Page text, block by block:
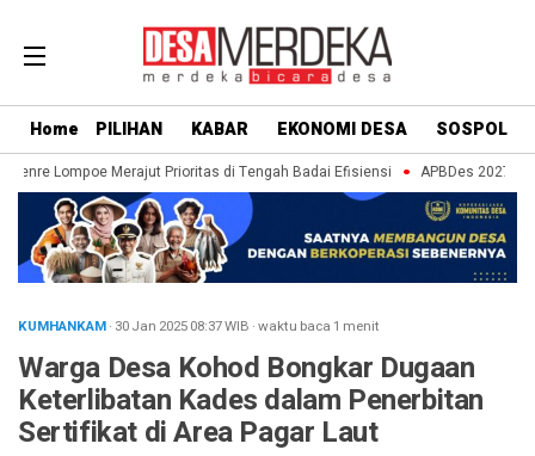
Home PILIHAN KABAR EKONOMI DESA SOSPOL
Lompoe Merajut Prioritas di Tengah Badai Efisiensi APBDes 2027:
KUMHANKAM· 30 Jan 202508:37WIB ·waktu baca 1 menit
Warga Desa Kohod Bongkar Dugaan
Keterlibatan Kades dalam Penerbitan
Sertifikat di Area Pagar Laut